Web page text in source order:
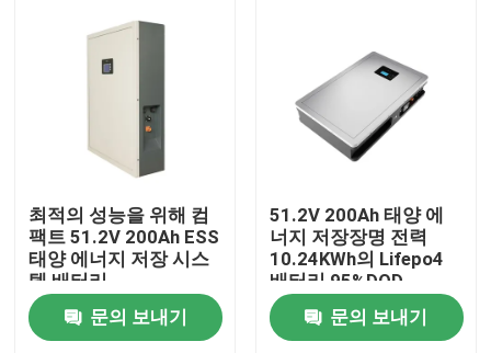
최적의 성능을 위해 컴
팩트 51.2V 200Ah ESS
태양 에너지 저장 시스
템 배터리
문의 보내기
51.2V 200Ah 태양 에
너지 저장장명 전력
10.24KWh의 Lifepo4
배터리 95%DOD
문의 보내기